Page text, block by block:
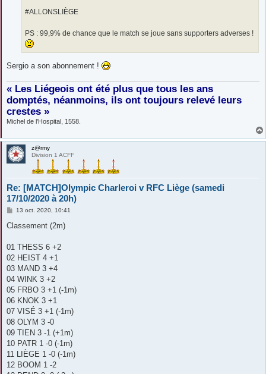
#ALLONSLIÈGE
PS : 99,9% de chance que le match se joue sans supporters adverses !
Sergio a son abonnement !
« Les Liégeois ont été plus que tous les ans
domptés, néanmoins, ils ont toujours relevé leurs
crestes »
Michel de l’Hospital, 1558.
z@rmy
Division 1 ACFF
Re: [MATCH]Olympic Charleroi v RFC Liège (samedi
17/10/2020 à 20h)
M
s
g
13 oct. 2020, 10:41
Classement (2m)
01 THESS 6 +2
02 HEIST 4 +1
03 MAND 3 +4
04 WINK 3 +2
05 FRBO 3 +1 (-1m)
06 KNOK 3 +1
07 VISÉ 3 +1 (-1m)
08 OLYM 3 -0
09 TIEN 3 -1 (+1m)
10 PATR 1 -0 (-1m)
11 LIÈGE 1 -0 (-1m)
12 BOOM 1 -2